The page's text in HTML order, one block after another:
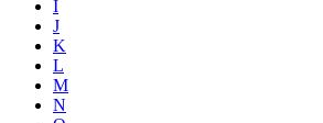
I
J
K
L
M
N